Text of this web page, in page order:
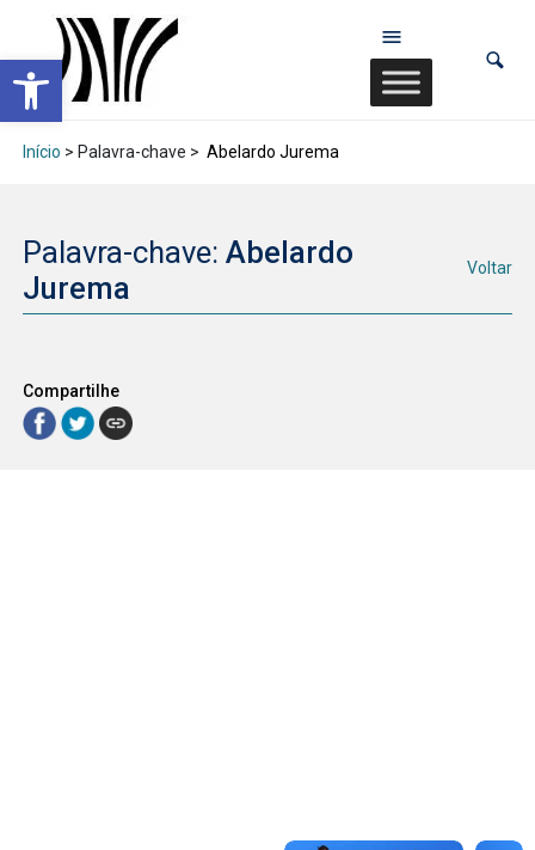
Abrir a barra de ferramentas
Início > Palavra-chave > Abelardo Jurema
Palavra-chave: Abelardo
Jurema
Voltar
Compartilhe